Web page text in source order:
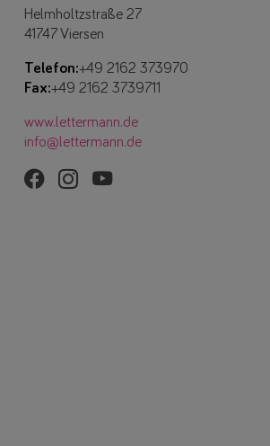
Helmholtzstraße 27
41747 Viersen
Telefon:+49 2162 373970
Fax:+49 2162 3739711
www.lettermann.de
info@lettermann.de